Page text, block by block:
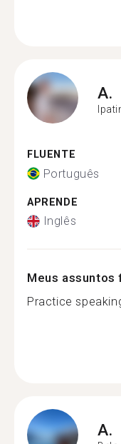
A.
FLUENTE
Português
APRENDE
Inglês
Meus assuntos
Practice
A.